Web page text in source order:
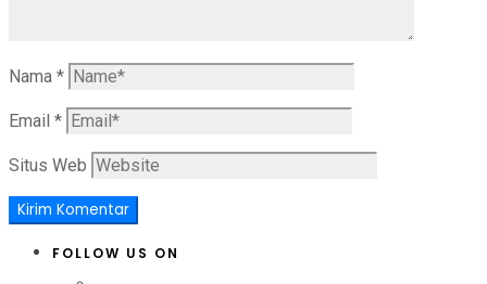
Nama *
Email *
Situs Web
FOLLOW US ON